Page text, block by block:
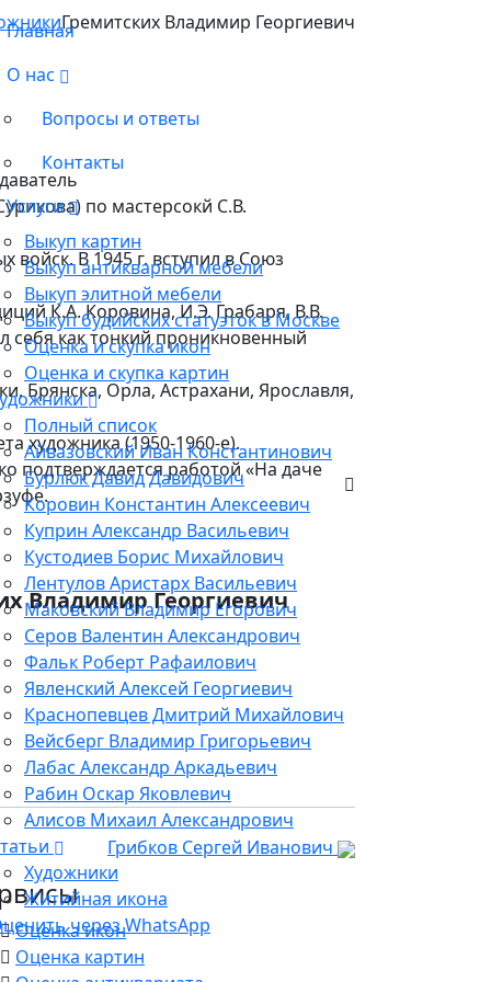
Главная
О нас
Вопросы и ответы
Контакты
Услуги
Выкуп картин
Выкуп антикварной мебели
Выкуп элитной мебели
Выкуп будийских статуэток в Москве
Оценка и скупка икон
Оценка и скупка картин
Полный список
Айвазовский Иван Константинович
Бурлюк Давид Давидович
Коровин Константин Алексеевич
Куприн Александр Васильевич
Кустодиев Борис Михайлович
Лентулов Аристарх Васильевич
Маковский Владимир Егорович
Серов Валентин Александрович
Фальк Роберт Рафаилович
Явленский Алексей Георгиевич
Краснопевцев Дмитрий Михайлович
Вейсберг Владимир Григорьевич
Лабас Александр Аркадьевич
Рабин Оскар Яковлевич
Алисов Михаил Александрович
Художники
Житийная икона
через WhatsApp
Гремитских Владимир Георгиевич
по мастерсокй С.В.
В 1945 г. вступил в Союз
К.А. Коровина, И.Э. Грабаря, В.В.
себя как тонкий проникновенный
Брянска, Орла, Астрахани, Ярославля,
художника (1950-1960-е).
подтверждается работой «На даче
Владимир Георгиевич
Грибков Сергей Иванович
Оценка икон
Оценка картин